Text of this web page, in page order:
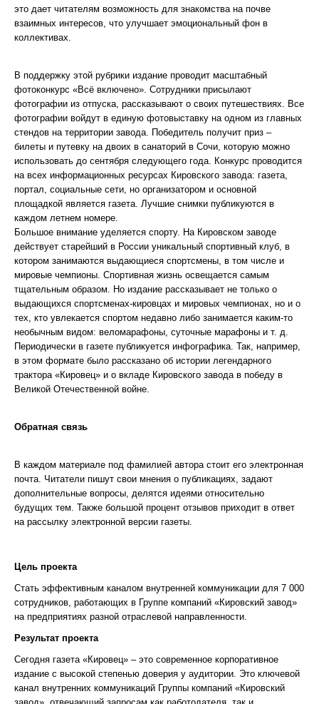
это дает читателям возможность для знакомства на почве
взаимных интересов, что улучшает эмоциональный фон в
коллективах.
В поддержку этой рубрики издание проводит масштабный
фотоконкурс «Всё включено». Сотрудники присылают
фотографии из отпуска, рассказывают о своих путешествиях. Все
фотографии войдут в единую фотовыставку на одном из главных
стендов на территории завода. Победитель получит приз –
билеты и путевку на двоих в санаторий в Сочи, которую можно
использовать до сентября следующего года. Конкурс проводится
на всех информационных ресурсах Кировского завода: газета,
портал, социальные сети, но организатором и основной
площадкой является газета. Лучшие снимки публикуются в
каждом летнем номере.
Большое внимание уделяется спорту. На Кировском заводе
действует старейший в России уникальный спортивный клуб, в
котором занимаются выдающиеся спортсмены, в том числе и
мировые чемпионы. Спортивная жизнь освещается самым
тщательным образом. Но издание рассказывает не только о
выдающихся спортсменах-кировцах и мировых чемпионах, но и о
тех, кто увлекается спортом недавно либо занимается каким-то
необычным видом: веломарафоны, суточные марафоны и т. д.
Периодически в газете публикуется инфографика. Так, например,
в этом формате было рассказано об истории легендарного
трактора «Кировец» и о вкладе Кировского завода в победу в
Великой Отечественной войне.
Обратная связь
В каждом материале под фамилией автора стоит его электронная
почта. Читатели пишут свои мнения о публикациях, задают
дополнительные вопросы, делятся идеями относительно
будущих тем. Также большой процент отзывов приходит в ответ
на рассылку электронной версии газеты.
Цель проекта
Стать эффективным каналом внутренней коммуникации для 7 000
сотрудников, работающих в Группе компаний «Кировский завод»
на предприятиях разной отраслевой направленности.
Результат проекта
Сегодня газета «Кировец» – это современное корпоративное
издание с высокой степенью доверия у аудитории. Это ключевой
канал внутренних коммуникаций Группы компаний «Кировский